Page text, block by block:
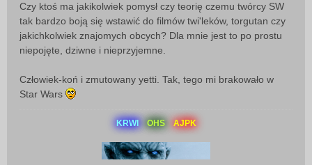
Czy ktoś ma jakikolwiek pomysł czy teorię czemu twórcy SW
tak bardzo boją się wstawić do filmów twi'leków, torgutan czy
jakichkolwiek znajomych obcych? Dla mnie jest to po prostu
niepojęte, dziwne i nieprzyjemne.
Człowiek-koń i zmutowany yetti. Tak, tego mi brakowało w
Star Wars
KRWI OHS AJPK